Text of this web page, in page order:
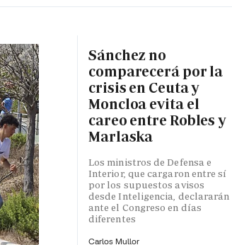
Sánchez no
comparecerá por la
crisis en Ceuta y
Moncloa evita el
careo entre Robles y
Marlaska
Los ministros de Defensa e
Interior, que cargaron entre sí
por los supuestos avisos
desde Inteligencia, declararán
ante el Congreso en días
diferentes
Carlos Mullor